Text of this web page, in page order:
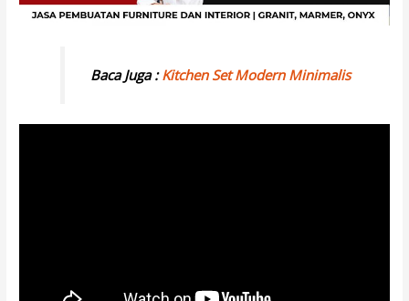
Baca Juga :Kitchen Set Modern Minimalis